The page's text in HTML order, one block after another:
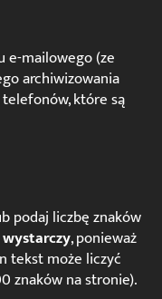
e-mailowego (ze
archiwizowania
które są
podaj liczbę znaków
, ponieważ
tekst może liczyć
znaków na stronie).